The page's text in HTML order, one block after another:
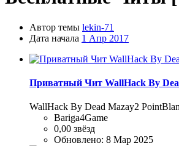
Автор темы lekin-71
Дата начала 1 Апр 2017
Приватный Чит WallHack By
WallHack By Dead Mazay2
Bariga4Game
0,00 звёзд
Обновлено: 8 Мар 2025